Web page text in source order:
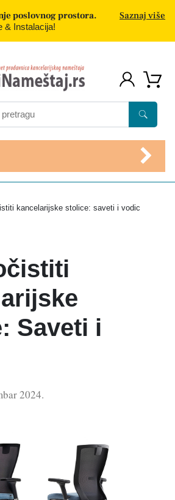
poslovnog prostora.
& Instalacija!
Saznaj više
kancelarijske stolice: saveti i vodic
Saveti i
2024.